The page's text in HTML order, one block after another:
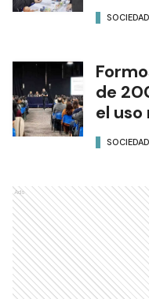
SOCIEDAD
de
el uso
SOCIEDAD
Ads